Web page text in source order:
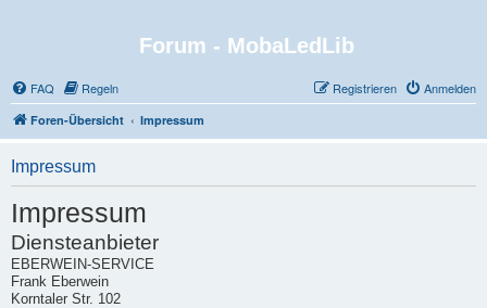
Forum - MobaLedLib
FAQ Regeln Anmelden
Registrieren
Foren-Übersicht Impressum
Impressum
Impressum
Diensteanbieter
EBERWEIN-SERVICE
Frank Eberwein
Korntaler Str. 102